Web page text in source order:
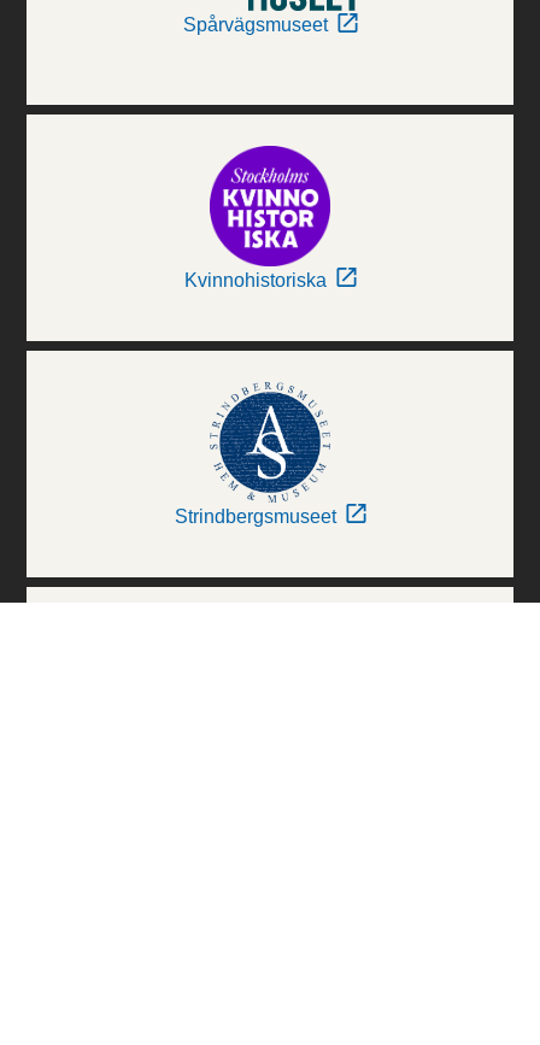
Spårvägsmuseet
Kvinnohistoriska
Strindbergsmuseet